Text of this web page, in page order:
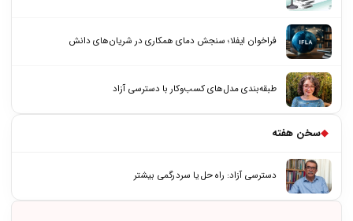
فراخوان ایفلا؛ سنجش دمای همکاری در شریان‌های دانش
طبقه‌بندی مدل‌های کسب‌وکار با دسترسی آزاد
◆سخن هفته
دسترسی آزاد: راه حل یا سردرگمی بیشتر